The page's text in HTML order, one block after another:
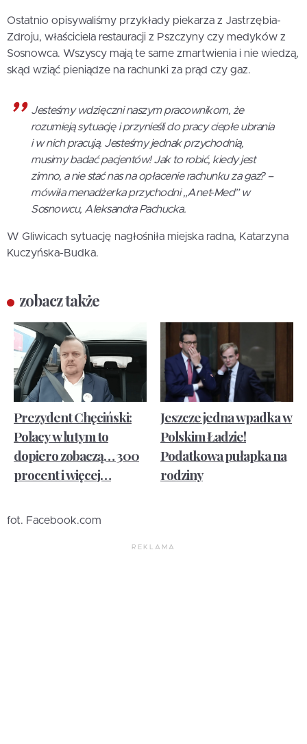
Ostatnio opisywaliśmy przykłady piekarza z Jastrzębia-
Zdroju, właściciela restauracji z Pszczyny czy medyków z
Sosnowca. Wszyscy mają te same zmartwienia i nie wiedzą,
skąd wziąć pieniądze na rachunki za prąd czy gaz.
Jesteśmy wdzięczni naszym pracownikom, że
rozumieją sytuację i przynieśli do pracy ciepłe ubrania
i w nich pracują. Jesteśmy jednak przychodnią,
musimy badać pacjentów! Jak to robić, kiedy jest
zimno, a nie stać nas na opłacenie rachunku za gaz? –
mówiła menadżerka przychodni „Anet-Med” w
Sosnowcu, Aleksandra Pachucka.
W Gliwicach sytuację nagłośniła miejska radna, Katarzyna
Kuczyńska-Budka.
zobacz także
Prezydent Chęciński:
Polacy w lutym to
dopiero zobaczą… 300
procent i więcej…
Jeszcze jedna wpadka w
Polskim Ładzie!
Podatkowa pułapka na
rodziny
fot. Facebook.com
REKLAMA